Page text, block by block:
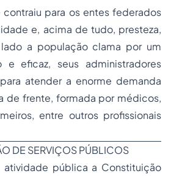
para os entes federados
e, acima de tudo, presteza,
a população clama por um
e eficaz, seus administradores
atender a enorme demanda
de frente, formada por médicos,
entre outros profissionais
DE SERVIÇOS PÚBLICOS
atividade pública a Constituição